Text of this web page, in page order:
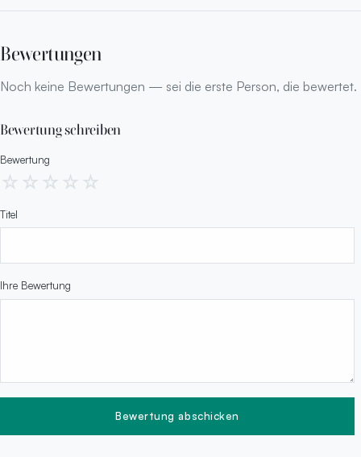
Bewertungen
Noch keine Bewertungen — sei die erste Person, die bewertet.
Bewertung schreiben
Bewertung
☆ ☆ ☆ ☆ ☆
Titel
Ihre Bewertung
Bewertung abschicken